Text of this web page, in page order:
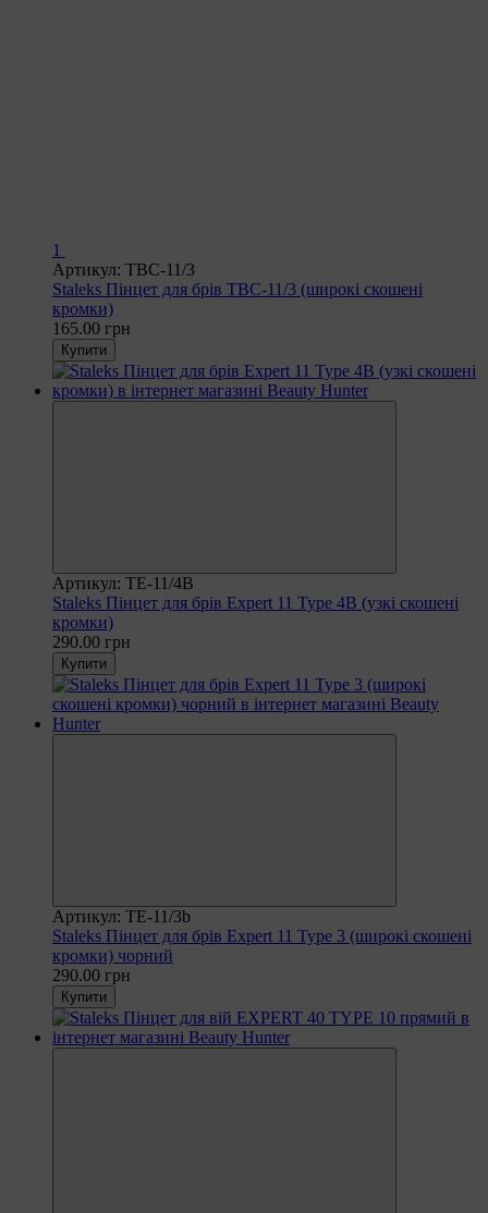
1
Артикул: TBC-11/3
Staleks Пінцет для брів TBC-11/3 (широкі скошені
кромки)
165.00 грн
Купити
Артикул: TE-11/4B
Staleks Пінцет для брів Expert 11 Type 4B (узкі скошені
кромки)
290.00 грн
Купити
Артикул: TE-11/3b
Staleks Пінцет для брів Expert 11 Type 3 (широкі скошені
кромки) чорний
290.00 грн
Купити